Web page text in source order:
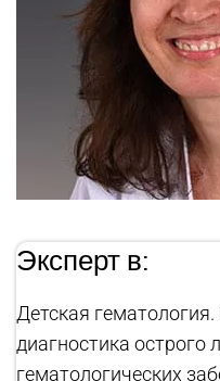
Эксперт в:
Детская
диагностика острого
гематологических